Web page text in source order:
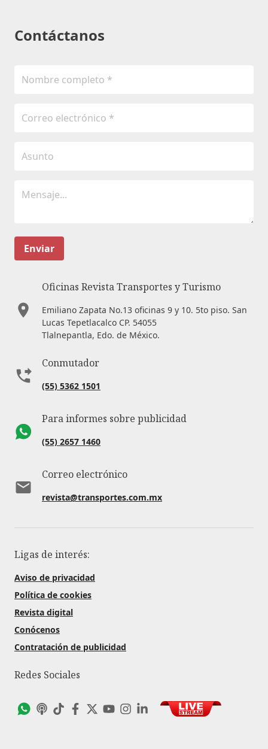
Contáctanos
Enviar
Oficinas Revista Transportes y Turismo
Emiliano Zapata No.13 oficinas 9 y 10. 5to piso. San
Lucas Tepetlacalco CP. 54055
Tlalnepantla, Edo. de México.
Conmutador
(55) 5362 1501
Para informes sobre publicidad
(55) 2657 1460
Correo electrónico
revista@transportes.com.mx
Ligas de interés:
Aviso de privacidad
Política de cookies
Revista digital
Conócenos
Contratación de publicidad
Redes Sociales